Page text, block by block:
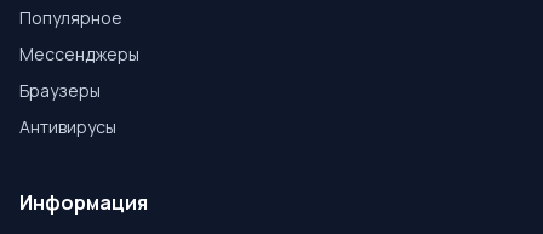
Популярное
Мессенджеры
Браузеры
Антивирусы
Информация